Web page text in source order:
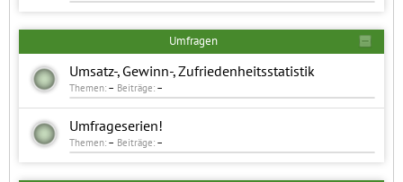
Umfragen
Umsatz-, Gewinn-, Zufriedenheitsstatistik
Themen: – Beiträge: –
Umfrageserien!
Themen: – Beiträge: –